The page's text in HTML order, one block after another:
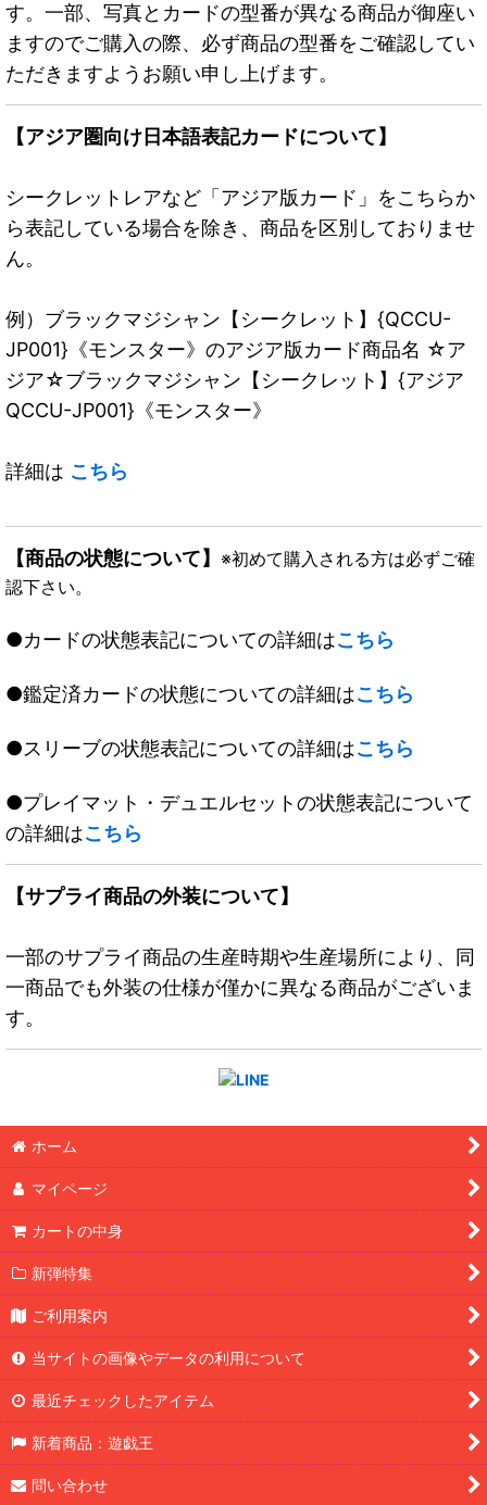
す。一部、写真とカードの型番が異なる商品が御座い
ますのでご購入の際、必ず商品の型番をご確認してい
ただきますようお願い申し上げます。
【アジア圏向け日本語表記カードについて】
シークレットレアなど「アジア版カード」をこちらか
ら表記している場合を除き、商品を区別しておりませ
ん。
例）ブラックマジシャン【シークレット】{QCCU-
JP001}《モンスター》のアジア版カード商品名 ☆ア
ジア☆ブラックマジシャン【シークレット】{アジア
QCCU-JP001}《モンスター》
詳細は こちら
【商品の状態について】 ※初めて購入される方は必ずご確
認下さい。
●カードの状態表記についての詳細はこちら
●鑑定済カードの状態についての詳細はこちら
●スリーブの状態表記についての詳細はこちら
●プレイマット・デュエルセットの状態表記について
の詳細はこちら
【サプライ商品の外装について】
一部のサプライ商品の生産時期や生産場所により、同
一商品でも外装の仕様が僅かに異なる商品がございま
す。
ホーム
マイページ
カートの中身
新弾特集
ご利用案内
当サイトの画像やデータの利用について
最近チェックしたアイテム
新着商品：遊戯王
問い合わせ